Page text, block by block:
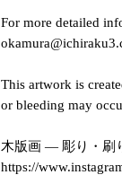
For more detailed
This artwork is
or bleeding may
木版画 — 彫り・刷
https://